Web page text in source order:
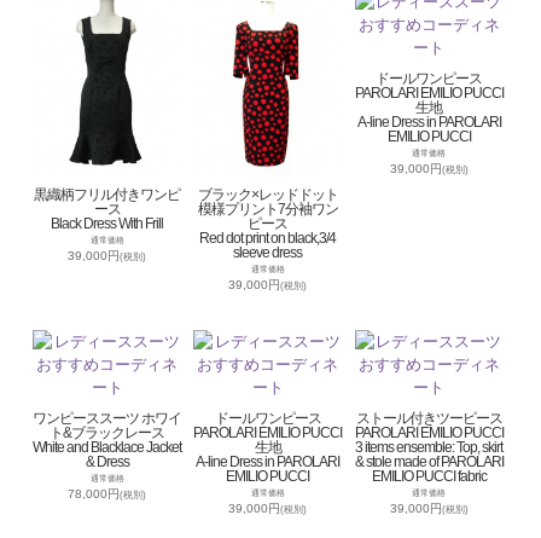
黒織柄フリル付きワンピ
ース
Black Dress With Frill
通常価格
39,000円(税別)
ブラック×レッドドット
模様プリント7分袖ワン
ピース
Red dot print on black,3/4
sleeve dress
通常価格
39,000円(税別)
ドールワンピース
PAROLARI EMILIO PUCCI
生地
A-line Dress in PAROLARI
EMILIO PUCCI
通常価格
39,000円(税別)
ワンピーススーツ ホワイ
ト&ブラックレース
White and Blacklace Jacket
& Dress
通常価格
78,000円(税別)
ドールワンピース
PAROLARI EMILIO PUCCI
生地
A-line Dress in PAROLARI
EMILIO PUCCI
通常価格
39,000円(税別)
ストール付きツーピース
PAROLARI EMILIO PUCCI
3 items ensemble: Top, skirt
& stole made of PAROLARI
EMILIO PUCCI fabric
通常価格
39,000円(税別)